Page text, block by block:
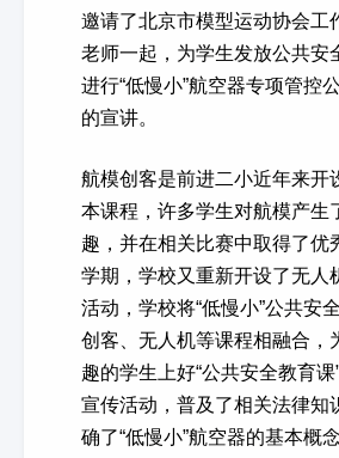
邀请了北京市模型运动协会工
老师一起，为学生发放公共安
进行“低慢小”航空器专项管控
的宣讲。
航模创客是前进二小近年来开
本课程，许多学生对航模产生
趣，并在相关比赛中取得了优
学期，学校又重新开设了无人
活动，学校将“低慢小”公共安
创客、无人机等课程相融合，
趣的学生上好“公共安全教育课
宣传活动，普及了相关法律知
确了“低慢小”航空器的基本概